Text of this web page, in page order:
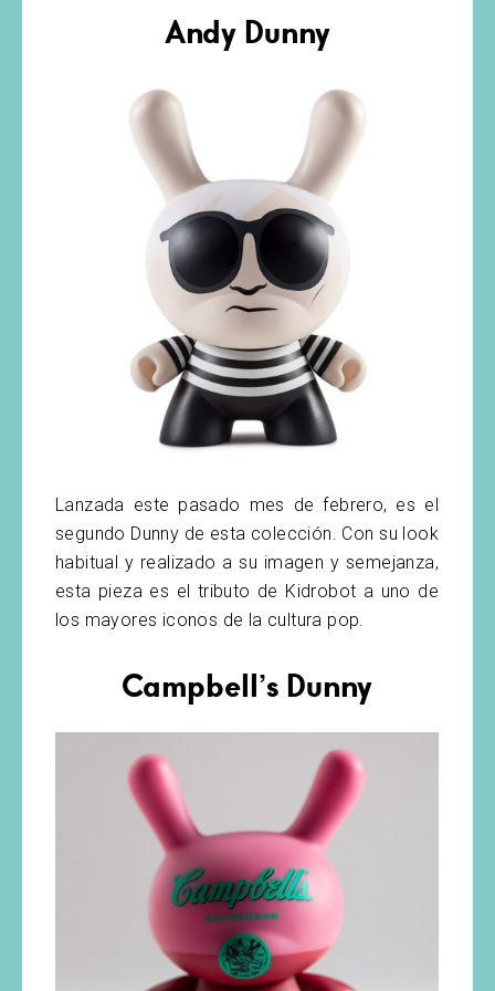
Andy Dunny
Lanzada este pasado mes de febrero, es el
segundo Dunny de esta colección. Con su look
habitual y realizado a su imagen y semejanza,
esta pieza es el tributo de Kidrobot a uno de
los mayores iconos de la cultura pop.
Campbell’s Dunny